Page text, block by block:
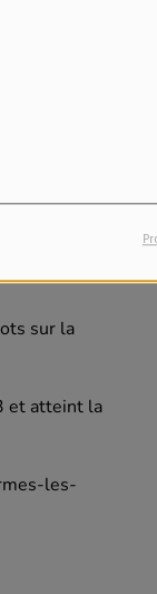
sur la
et atteint la
les-